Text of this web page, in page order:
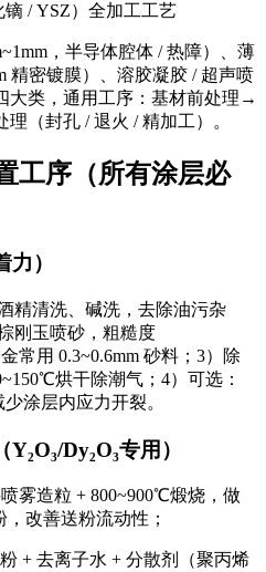
/ YSZ）全加工工艺
，半导体腔体 / 热障）、薄
精密镀膜）、溶胶凝胶 / 超声喷
大类，通用工序： 基材前处理→
（封孔 / 退火 / 精加工） 。
工序（所有涂层必
）
精清洗、碱洗，去除油污杂
刚玉喷砂， 粗糙度
金常用 0.3~0.6mm 砂料；3）除
烘干除潮气；4）可选：
涂层内应力开裂。
Dy₂O₃专用）
喷雾造粒 + 800~900℃煅烧 ，做
，改善送粉流动性；
+ 去离子水 + 分散剂（聚丙烯